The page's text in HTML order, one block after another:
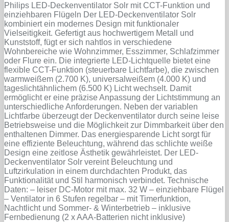
Philips LED-Deckenventilator Solr mit CCT-Funktion und
einziehbaren Flügeln Der LED-Deckenventilator Solr
kombiniert ein modernes Design mit funktionaler
Vielseitigkeit. Gefertigt aus hochwertigem Metall und
Kunststoff, fügt er sich nahtlos in verschiedene
Wohnbereiche wie Wohnzimmer, Esszimmer, Schlafzimmer
oder Flure ein. Die integrierte LED-Lichtquelle bietet eine
flexible CCT-Funktion (steuerbare Lichtfarbe), die zwischen
warmweißem (2.700 K), universalweißem (4.000 K) und
tageslichtähnlichem (6.500 K) Licht wechselt. Damit
ermöglicht er eine präzise Anpassung der Lichtstimmung an
unterschiedliche Anforderungen. Neben der variablen
Lichtfarbe überzeugt der Deckenventilator durch seine leise
Betriebsweise und die Möglichkeit zur Dimmbarkeit über den
enthaltenen Dimmer. Das energiesparende Licht sorgt für
eine effiziente Beleuchtung, während das schlichte weiße
Design eine zeitlose Ästhetik gewährleistet. Der LED-
Deckenventilator Solr vereint Beleuchtung und
Luftzirkulation in einem durchdachten Produkt, das
Funktionalität und Stil harmonisch verbindet. Technische
Daten: – leiser DC-Motor mit max. 32 W – einziehbare Flügel
– Ventilator in 6 Stufen regelbar – mit Timerfunktion,
Nachtlicht und Sommer- & Winterbetrieb – inklusive
Fernbedienung (2 x AAA-Batterien nicht inklusive)